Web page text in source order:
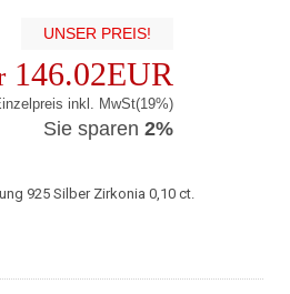
UNSER PREIS!
146.02EUR
inkl. MwSt(19%)
Sie sparen2%
925 Silber Zirkonia 0,10 ct.